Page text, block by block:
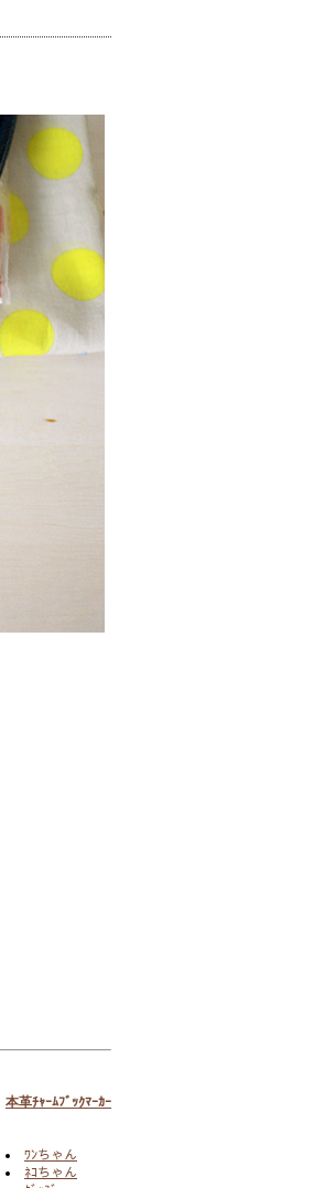
本革ﾁｬｰﾑﾌﾞｯｸﾏｰｶｰ
ﾜﾝちゃん
ﾈｺちゃん